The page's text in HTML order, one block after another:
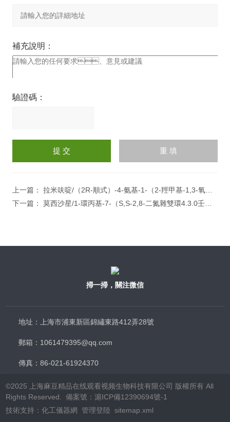
補充說明：
驗證碼：
上一篇： 拉米呋啶/（2R-順式）-4-氨基-1-（2-羥甲基-1,3-氧硫雜環戊-5-基）-1H-嘧啶-2-
下一篇： 莫西沙星/1-環丙基-7-（S,S-2,8-二氮雜雙環4.3.0壬烷-8-基）
掃一掃，關注微信
地址：上海市浦東新區錦繡東路412弄28號
郵箱：1061479395@qq.com
傳真：86-021-61924370
©2025 上海麻豆精品在线观看视频生物科技有限公司 版權所有 All
Rights Reserved. 備案號：滬ICP備12390694號-1
技術支持：化工儀器網 管理登陸 sitemap.xml